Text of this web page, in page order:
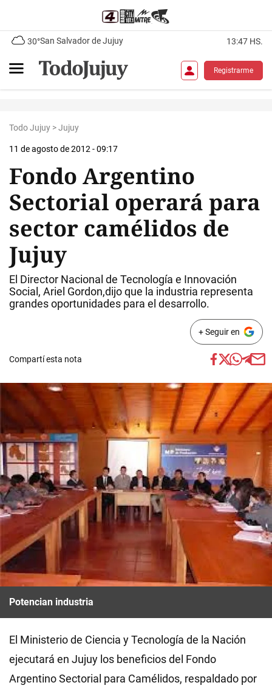
30°San Salvador de Jujuy 13:47 HS.
Registrarme
Todo Jujuy >Jujuy
11 de agosto de 2012 - 09:17
Fondo Argentino
Sectorial operará para
sector camélidos de
Jujuy
El Director Nacional de Tecnología e Innovación
Social, Ariel Gordon,dijo que la industria representa
grandes oportunidades para el desarrollo.
+ Seguir en
Compartí esta nota
Potencian industria
El Ministerio de Ciencia y Tecnología de la Nación
ejecutará en Jujuy los beneficios del Fondo
Argentino Sectorial para Camélidos, respaldado por